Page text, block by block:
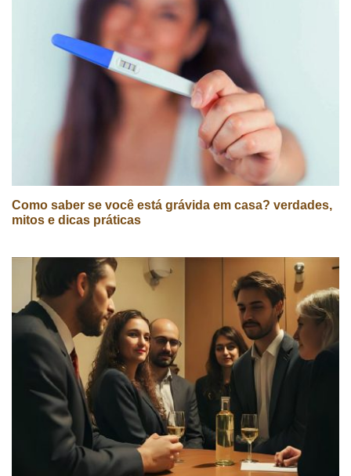
Como saber se você está grávida em casa? verdades,
mitos e dicas práticas